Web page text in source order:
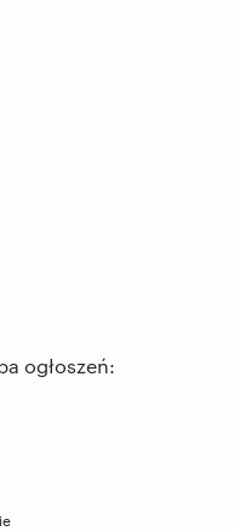
ogłoszeń: